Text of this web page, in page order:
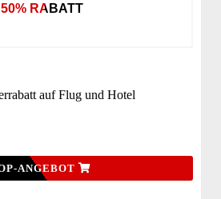
50% RABATT
auf Flug und Hotel
ANGEBOT